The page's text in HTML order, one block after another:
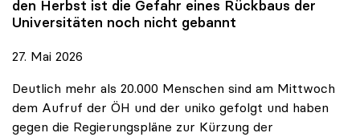
den Herbst ist die Gefahr eines Rückbaus der
Universitäten noch nicht gebannt
27. Mai 2026
Deutlich mehr als 20.000 Menschen sind am Mittwoch
dem Aufruf der ÖH und der uniko gefolgt und haben
gegen die Regierungspläne zur Kürzung der